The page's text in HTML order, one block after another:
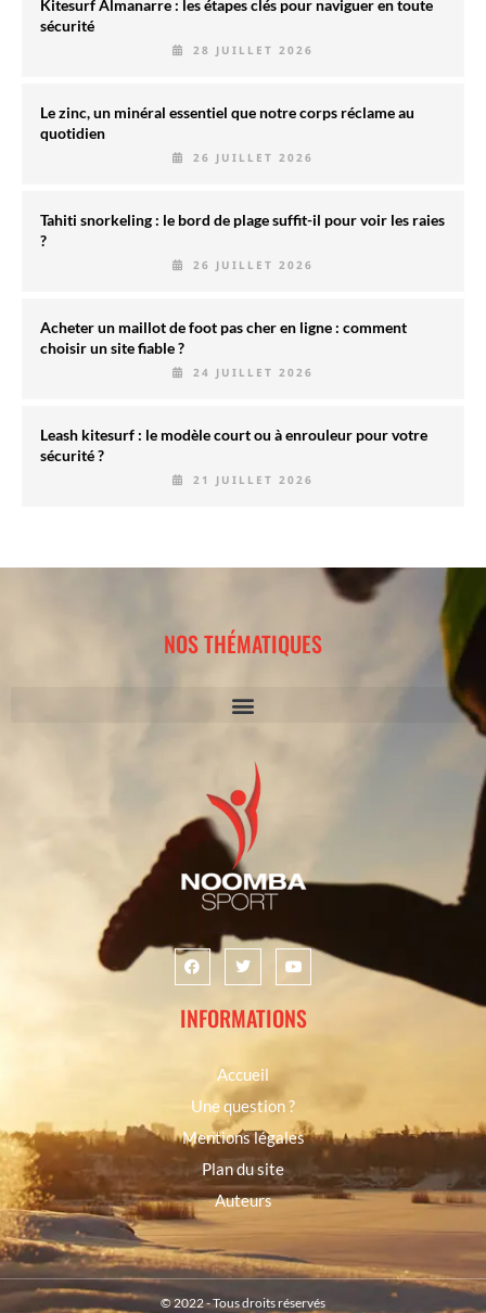
Kitesurf Almanarre : les étapes clés pour naviguer en toute
sécurité
28 JUILLET 2026
Le zinc, un minéral essentiel que notre corps réclame au
quotidien
26 JUILLET 2026
Tahiti snorkeling : le bord de plage suffit-il pour voir les raies
?
26 JUILLET 2026
Acheter un maillot de foot pas cher en ligne : comment
choisir un site fiable ?
24 JUILLET 2026
Leash kitesurf : le modèle court ou à enrouleur pour votre
sécurité ?
21 JUILLET 2026
NOS THÉMATIQUES
INFORMATIONS
Accueil
Une question ?
Mentions légales
Plan du site
Auteurs
© 2022 - Tous droits réservés